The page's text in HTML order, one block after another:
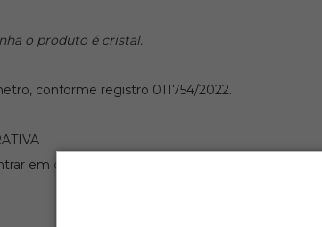
o produto é cristal.
conforme registro 011754/2022.
em contato com a nossa equipe antes de